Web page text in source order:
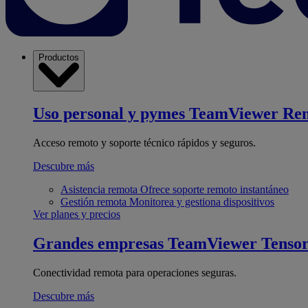
Productos
Uso personal y pymes TeamViewer
Acceso remoto y soporte técnico rápidos y seguros.
Descubre más
Asistencia remota Ofrece soporte remoto instantáneo
Gestión remota Monitorea y gestiona dispositivos
Ver planes y precios
Grandes empresas TeamViewer Tensor
Conectividad remota para operaciones seguras.
Descubre más